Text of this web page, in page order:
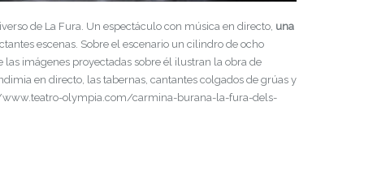
de La Fura. Un espectáculo con música en directo, una
escenas. Sobre el escenario un cilindro de ocho
imágenes proyectadas sobre él ilustran la obra de
en directo, las tabernas, cantantes colgados de grúas y
olympia.com/carmina-burana-la-fura-dels-